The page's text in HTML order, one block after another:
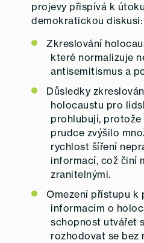
projevy přispívá k
demokratickou diskusi:
Zkreslování
které normalizuje
antisemitismus a
Důsledky
holocaustu pro
prohlubují,
prudce zvýšilo
rychlost šíření
informací, což činí
zranitelnými.
Omezení přístupu k
informacím o
schopnost utvářet
rozhodovat se bez